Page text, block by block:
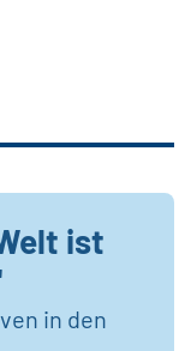
ist
in den